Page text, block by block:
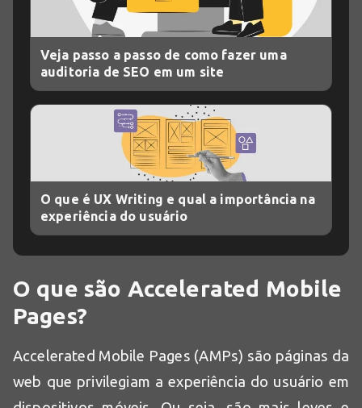
Veja passo a passo de como fazer uma
auditoria de SEO em um site
O que é UX Writing e qual a importância na
experiência do usuário
O que são Accelerated Mobile
Pages?
Accelerated Mobile Pages (AMPs) são páginas da
web que privilegiam a experiência do usuário em